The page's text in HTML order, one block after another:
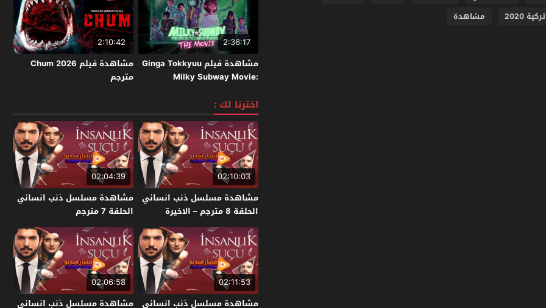
2020 مشاهدة
2:36:17
مشاهدة فيلم Ginga Tokkyuu
Milky Subway Movie:
2026 مترجم
2:10:42
مشاهدة فيلم Chum 2026
مترجم
اخترنا لك :
02:10:03
مشاهدة مسلسل ذنب انساني
الحلقة 8 مترجم – الاخيرة
02:04:39
مشاهدة مسلسل ذنب انساني
الحلقة 7 مترجم
02:11:53
مشاهدة مسلسل ذنب انساني
02:06:58
مشاهدة مسلسل ذنب انساني